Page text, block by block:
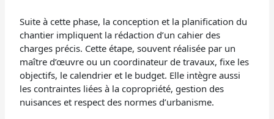
Suite à cette phase, la conception et la planification du
chantier impliquent la rédaction d’un cahier des
charges précis. Cette étape, souvent réalisée par un
maître d’œuvre ou un coordinateur de travaux, fixe les
objectifs, le calendrier et le budget. Elle intègre aussi
les contraintes liées à la copropriété, gestion des
nuisances et respect des normes d’urbanisme.